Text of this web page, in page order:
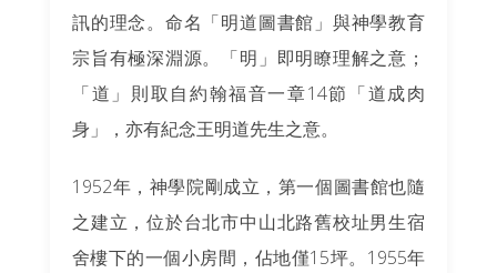
訊的理念。命名「明道圖書館」與神學教育
宗旨有極深淵源。「明」即明瞭理解之意；
「道」則取自約翰福音一章14節「道成肉
身」，亦有紀念王明道先生之意。
1952年，神學院剛成立，第一個圖書館也隨
之建立，位於台北市中山北路舊校址男生宿
舍樓下的一個小房間，佔地僅15坪。1955年